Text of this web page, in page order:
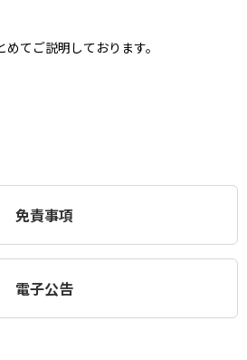
てご説明しております。
免責事項
電子公告